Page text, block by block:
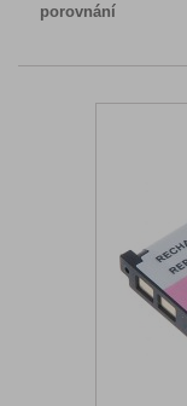
porovnání